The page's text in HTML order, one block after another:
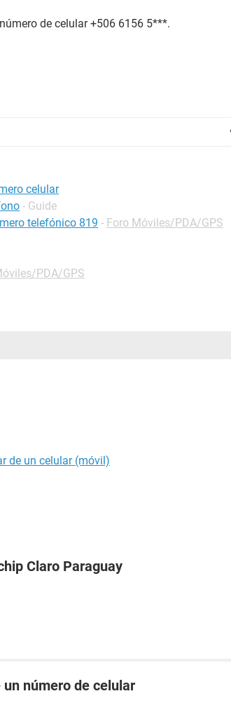
de celular +506 6156 5***.
celular
- Guide
telefónico 819 - Foro Móviles/PDA/GPS
PDA/GPS
de un celular (móvil)
Claro Paraguay
número de celular